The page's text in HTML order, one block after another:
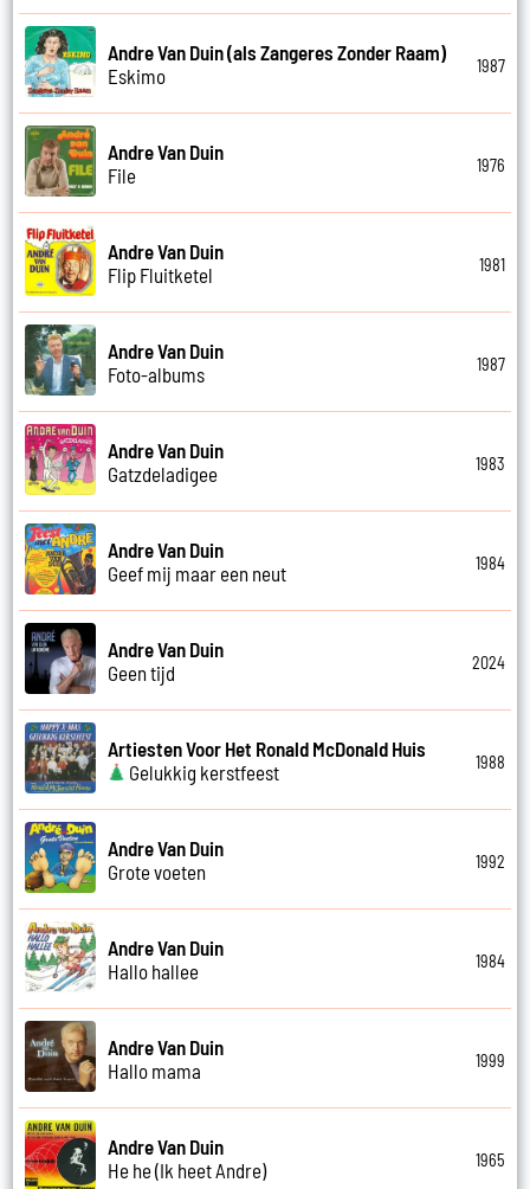
Andre Van Duin (als Zangeres Zonder Raam)
Eskimo
1987
Andre Van Duin
File
1976
Andre Van Duin
Flip Fluitketel
1981
Andre Van Duin
Foto-albums
1987
Andre Van Duin
Gatzdeladigee
1983
Andre Van Duin
Geef mij maar een neut
1984
Andre Van Duin
Geen tijd
2024
Artiesten Voor Het Ronald McDonald Huis
Gelukkig kerstfeest
1988
Andre Van Duin
Grote voeten
1992
Andre Van Duin
Hallo hallee
1984
Andre Van Duin
Hallo mama
1999
Andre Van Duin
He he (Ik heet Andre)
1965